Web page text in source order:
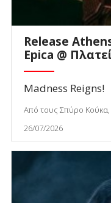
Release
Epica @
Madness Reigns!
Από τους Σπύρο
26/07/2026